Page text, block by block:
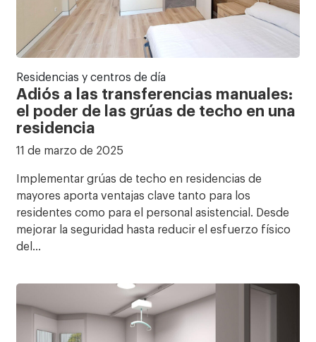
Residencias y centros de día
Adiós a las transferencias manuales:
el poder de las grúas de techo en una
residencia
11 de marzo de 2025
Implementar grúas de techo en residencias de
mayores aporta ventajas clave tanto para los
residentes como para el personal asistencial. Desde
mejorar la seguridad hasta reducir el esfuerzo físico
del…